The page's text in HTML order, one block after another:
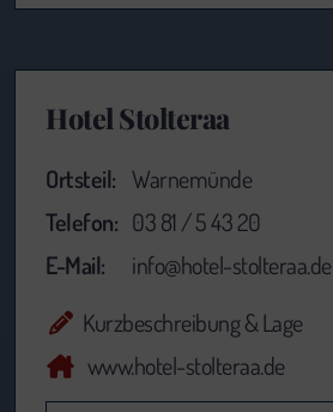
Hotel Stolteraa
Ortsteil: Warnemünde
Telefon: 03 81 / 5 43 20
E-Mail:
info@hotel-stolteraa.de
Kurzbeschreibung & Lage
www.hotel-stolteraa.de